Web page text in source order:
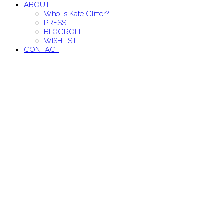
ABOUT
Who is Kate Glitter?
PRESS
BLOGROLL
WISHLIST
CONTACT